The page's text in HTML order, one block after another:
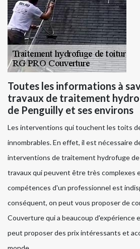
Toutes les informations à
travaux de traitement
de Penguilly et ses environs
Les interventions qui touchent les toits
innombrables. En effet, il est nécessaire
interventions de traitement hydrofuge
travaux qui peuvent être très complexes
compétences d'un professionnel est
conséquent, on peut vous proposer de
Couverture qui a beaucoup d'expérience
peut proposer des prix intéressants et